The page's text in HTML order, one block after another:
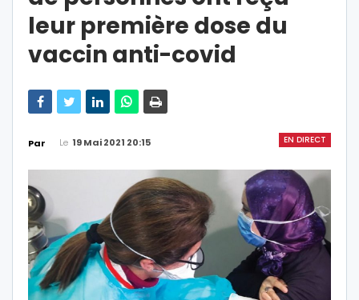
leur première dose du
vaccin anti-covid
EN DIRECT
Par Le 19 Mai 2021 20:15